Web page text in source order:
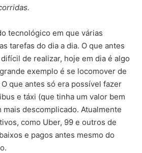
tecnológico em que várias
tarefas do dia a dia. O que antes
de realizar, hoje em dia é algo
exemplo é se locomover de
que antes só era possível fazer
e táxi (que tinha um valor bem
mais descomplicado. Atualmente
como Uber, 99 e outros de
e pagos antes mesmo do